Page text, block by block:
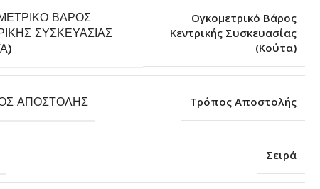
ΒΆΡΟΣ
ΣΥΣΚΕΥΑΣΊΑΣ
Ογκομετρικό Βάρος
Κεντρικής Συσκευασίας
(Κούτα)
ΑΠΟΣΤΟΛΉΣ Τρόπος Αποστολής
Σειρά